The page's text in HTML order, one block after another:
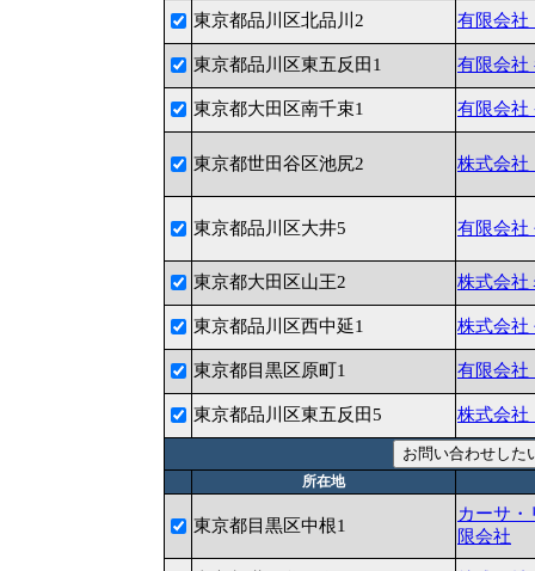
東京都品川区北品川2 有限会社
東京都品川区東五反田1 有限会社
東京都大田区南千束1 有限会社
東京都世田谷区池尻2 株式会社
東京都品川区大井5 有限会社
東京都大田区山王2 株式会社
東京都品川区西中延1 株式会社
東京都目黒区原町1 有限会社
東京都品川区東五反田5 株式会社
所在地
東京都目黒区中根1
カーサ
限会社